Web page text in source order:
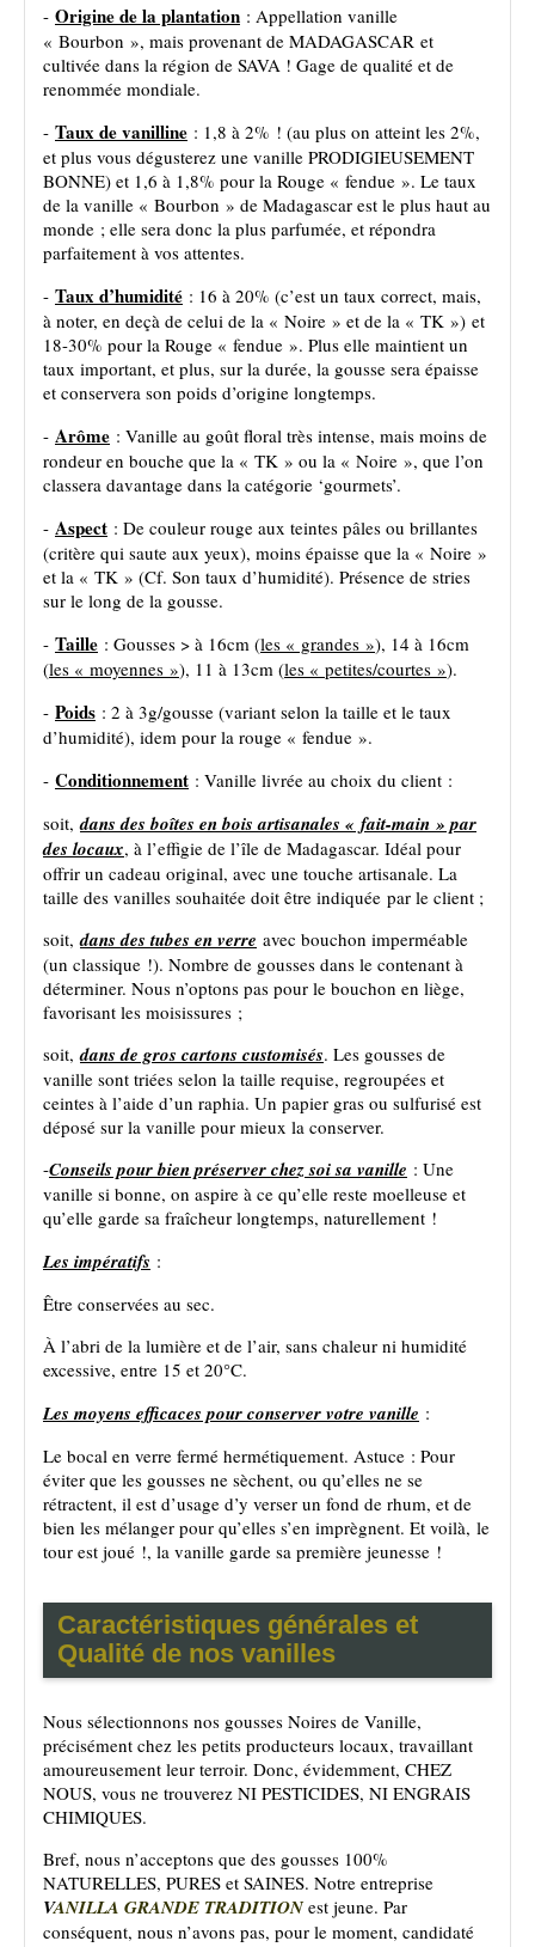
- Origine de la plantation : Appellation vanille
« Bourbon », mais provenant de MADAGASCAR et
cultivée dans la région de SAVA ! Gage de qualité et de
renommée mondiale.
- Taux de vanilline : 1,8 à 2% ! (au plus on atteint les 2%,
et plus vous dégusterez une vanille PRODIGIEUSEMENT
BONNE) et 1,6 à 1,8% pour la Rouge « fendue ». Le taux
de la vanille « Bourbon » de Madagascar est le plus haut au
monde ; elle sera donc la plus parfumée, et répondra
parfaitement à vos attentes.
- Taux d’humidité : 16 à 20% (c’est un taux correct, mais,
à noter, en deçà de celui de la « Noire » et de la « TK ») et
18-30% pour la Rouge « fendue ». Plus elle maintient un
taux important, et plus, sur la durée, la gousse sera épaisse
et conservera son poids d’origine longtemps.
- Arôme : Vanille au goût floral très intense, mais moins de
rondeur en bouche que la « TK » ou la « Noire », que l’on
classera davantage dans la catégorie ‘gourmets’.
- Aspect : De couleur rouge aux teintes pâles ou brillantes
(critère qui saute aux yeux), moins épaisse que la « Noire »
et la « TK » (Cf. Son taux d’humidité). Présence de stries
sur le long de la gousse.
- Taille : Gousses > à 16cm (les « grandes »), 14 à 16cm
(les « moyennes »), 11 à 13cm (les « petites/courtes »).
- Poids : 2 à 3g/gousse (variant selon la taille et le taux
d’humidité), idem pour la rouge « fendue ».
- Conditionnement : Vanille livrée au choix du client :
soit,dans des boîtes en bois artisanales « fait-main » par
des locaux, à l’effigie de l’île de Madagascar. Idéal pour
offrir un cadeau original, avec une touche artisanale. La
taille des vanilles souhaitée doit être indiquée par le client ;
soit,dans des tubes en verre avec bouchon imperméable
(un classique !). Nombre de gousses dans le contenant à
déterminer. Nous n’optons pas pour le bouchon en liège,
favorisant les moisissures ;
soit,dans de gros cartons customisés. Les gousses de
vanille sont triées selon la taille requise, regroupées et
ceintes à l’aide d’un raphia. Un papier gras ou sulfurisé est
déposé sur la vanille pour mieux la conserver.
-Conseils pour bien préserver chez soi sa vanille : Une
vanille si bonne, on aspire à ce qu’elle reste moelleuse et
qu’elle garde sa fraîcheur longtemps, naturellement !
Les impératifs :
Être conservées au sec.
À l’abri de la lumière et de l’air, sans chaleur ni humidité
excessive, entre 15 et 20°C.
Les moyens efficaces pour conserver votre vanille :
Le bocal en verre fermé hermétiquement. Astuce : Pour
éviter que les gousses ne sèchent, ou qu’elles ne se
rétractent, il est d’usage d’y verser un fond de rhum, et de
bien les mélanger pour qu’elles s’en imprègnent. Et voilà, le
tour est joué !, la vanille garde sa première jeunesse !
Caractéristiques générales et
Qualité de nos vanilles
Nous sélectionnons nos gousses Noires de Vanille,
précisément chez les petits producteurs locaux, travaillant
amoureusement leur terroir. Donc, évidemment, CHEZ
NOUS, vous ne trouverez NI PESTICIDES, NI ENGRAIS
CHIMIQUES.
Bref, nous n’acceptons que des gousses 100%
NATURELLES, PURES et SAINES. Notre entreprise
VANILLA GRANDE TRADITIONest jeune. Par
conséquent, nous n’avons pas, pour le moment, candidaté